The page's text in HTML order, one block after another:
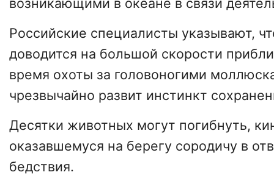
Российские специалисты указывают,
доводится на большой скорости
время охоты за головоногими
чрезвычайно развит инстинкт
Десятки животных могут погибнуть,
оказавшемуся на берегу сородичу в
бедствия.